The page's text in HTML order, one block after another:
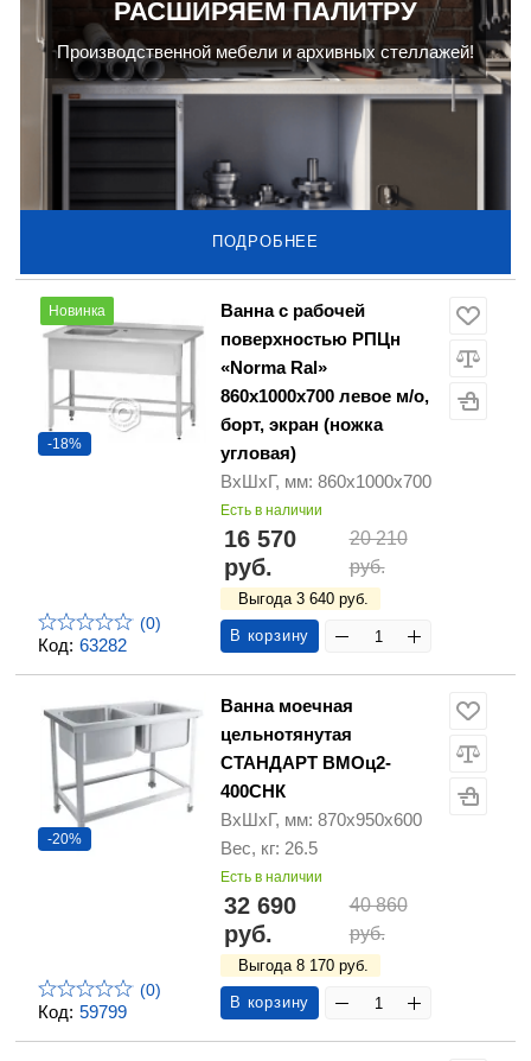
РАСШИРЯЕМ ПАЛИТРУ
Производственной мебели и архивных стеллажей!
ПОДРОБНЕЕ
Код: 63282
Новинка
-18%
(0)
Ванна с рабочей
поверхностью РПЦн
«Norma Ral»
860х1000х700 левое м/о,
борт, экран (ножка
угловая)
ВхШхГ, мм: 860х1000х700
Есть в наличии
16 570
руб.
20 210
руб.
Выгода 3 640 руб.
В корзину
Код: 59799
-20%
(0)
Ванна моечная
цельнотянутая
СТАНДАРТ ВМОц2-
400СНК
ВхШхГ, мм: 870х950х600
Вес, кг: 26.5
Есть в наличии
32 690
руб.
40 860
руб.
Выгода 8 170 руб.
В корзину